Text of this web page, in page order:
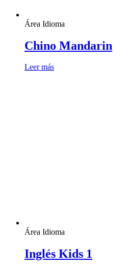
Área Idioma
Chino Mandarin
Leer más
Área Idioma
Inglés Kids 1